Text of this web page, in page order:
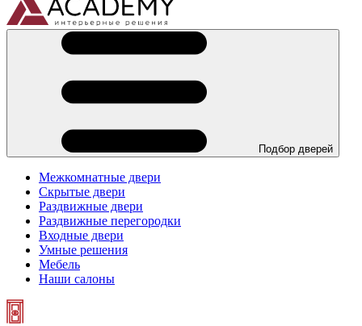
Подбор дверей
Межкомнатные двери
Скрытые двери
Раздвижные двери
Раздвижные перегородки
Входные двери
Умные решения
Мебель
Наши салоны